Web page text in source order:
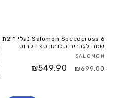
Salomon Speedcross 6 נעלי ריצת
שטח לגברים סלומון ספידקרוס
SALOMON
₪699.00
₪549.90